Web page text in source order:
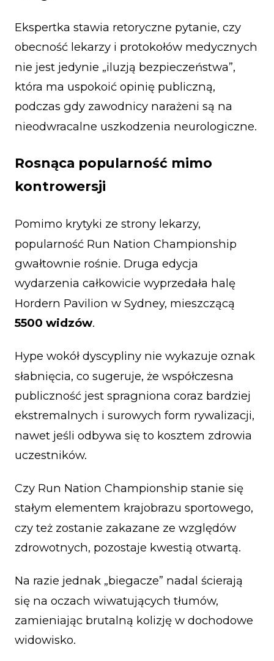
Ekspertka stawia retoryczne pytanie, czy
obecność lekarzy i protokołów medycznych
nie jest jedynie „iluzją bezpieczeństwa”,
która ma uspokoić opinię publiczną,
podczas gdy zawodnicy narażeni są na
nieodwracalne uszkodzenia neurologiczne.
Rosnąca popularność mimo
kontrowersji
Pomimo krytyki ze strony lekarzy,
popularność Run Nation Championship
gwałtownie rośnie. Druga edycja
wydarzenia całkowicie wyprzedała halę
Hordern Pavilion w Sydney, mieszczącą
5500 widzów.
Hype wokół dyscypliny nie wykazuje oznak
słabnięcia, co sugeruje, że współczesna
publiczność jest spragniona coraz bardziej
ekstremalnych i surowych form rywalizacji,
nawet jeśli odbywa się to kosztem zdrowia
uczestników.
Czy Run Nation Championship stanie się
stałym elementem krajobrazu sportowego,
czy też zostanie zakazane ze względów
zdrowotnych, pozostaje kwestią otwartą.
Na razie jednak „biegacze” nadal ścierają
się na oczach wiwatujących tłumów,
zamieniając brutalną kolizję w dochodowe
widowisko.